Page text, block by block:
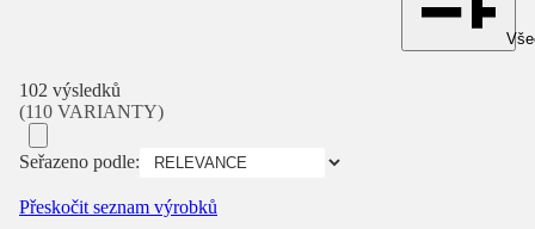
102 výsledků
(110 VARIANTY)
Seřazeno podle:
Přeskočit seznam výrobků